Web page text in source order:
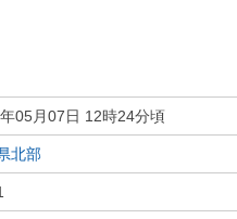
05月07日 12時24分頃
北部